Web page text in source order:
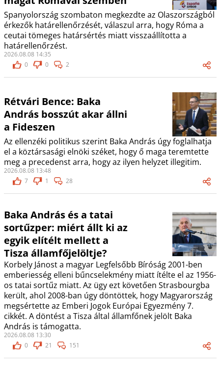
Spanyolország szombaton megkezdte az Olaszországból
érkezők határellenőrzését, válaszul arra, hogy Róma a
ceutai tömeges határsértés miatt visszaállította a
határellenőrzést.
2026.08.08 14:35
0
0 2
Rétvári Bence: Baka
András bosszút akar állni
a Fideszen
Az ellenzéki politikus szerint Baka András úgy foglalhatja
el a köztársasági elnöki széket, hogy ő maga teremtette
meg a precedenst arra, hogy az ilyen helyzet illegitim.
2026.08.08 13:48
7
1 28
Baka András és a tatai
sortűzper: miért állt ki az
egyik elítélt mellett a
Tisza államfőjelöltje?
Korbely Jánost a magyar Legfelsőbb Bíróság 2001-ben
emberiesség elleni bűncselekmény miatt ítélte el az 1956-
os tatai sortűz miatt. Az ügy ezt követően Strasbourgba
került, ahol 2008-ban úgy döntöttek, hogy Magyarország
megsértette az Emberi Jogok Európai Egyezmény 7.
cikkét. A döntést a Tisza által államfőnek jelölt Baka
András is támogatta.
2026.08.08 13:30
0
21 151